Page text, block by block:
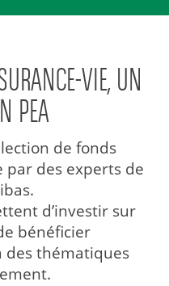
VIE, UN
PEA
de fonds
par des experts de
d’investir sur
bénéficier
des thématiques